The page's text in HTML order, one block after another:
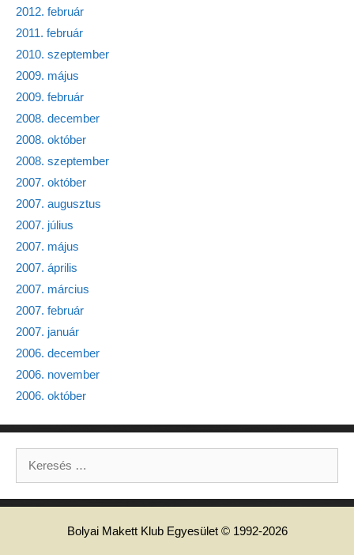
2012. február
2011. február
2010. szeptember
2009. május
2009. február
2008. december
2008. október
2008. szeptember
2007. október
2007. augusztus
2007. július
2007. május
2007. április
2007. március
2007. február
2007. január
2006. december
2006. november
2006. október
Bolyai Makett Klub Egyesület © 1992-2026